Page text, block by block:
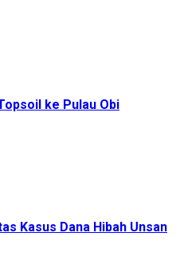
ke Pulau Obi
Kasus Dana Hibah Unsan